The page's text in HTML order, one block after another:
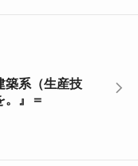
系（生産技
。』＝